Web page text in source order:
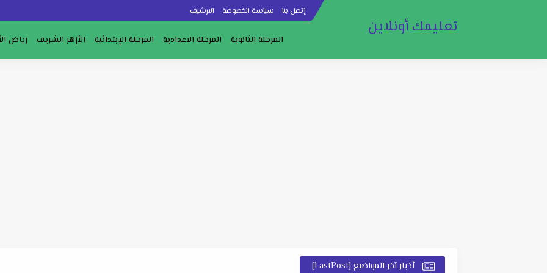
إتصل بنا سياسة الخصوصة الارشيف
تعليمك أونلاين
المرحلة الثانوية المرحلة الاعدادية المرحلة الإبتدائية الأزهر الشريف رياض
أخبار آخر المواضيع [LastPost]